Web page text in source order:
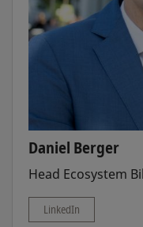
Daniel Berger
Head Ecosystem
LinkedIn